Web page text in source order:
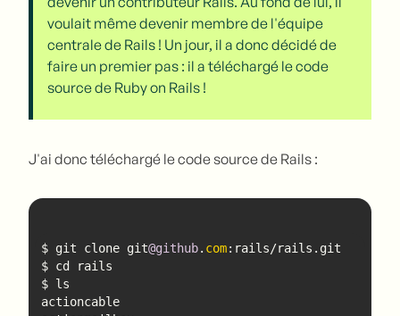
voulait même devenir membre de l'équipe
centrale de Rails ! Un jour, il a donc décidé de
faire un premier pas : il a téléchargé le code
source de Ruby on Rails !
J'ai donc téléchargé le code source de Rails :
$ git clone git@github. com